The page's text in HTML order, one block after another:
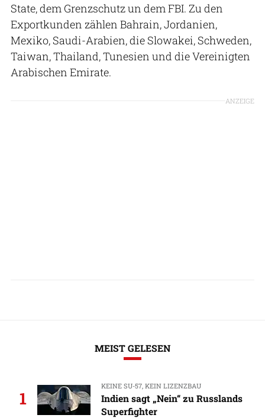
State, dem Grenzschutz un dem FBI. Zu den
Exportkunden zählen Bahrain, Jordanien,
Mexiko, Saudi-Arabien, die Slowakei, Schweden,
Taiwan, Thailand, Tunesien und die Vereinigten
Arabischen Emirate.
ANZEIGE
MEIST GELESEN
1
KEINE SU-57, KEIN LIZENZBAU
Indien sagt „Nein“ zu Russlands
Superfighter